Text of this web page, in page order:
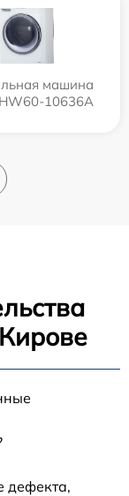
машина
10636A
дефекта,